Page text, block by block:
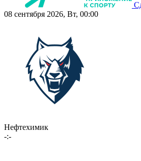
08 сентября 2026, Вт, 00:00
Нефтехимик
-:-